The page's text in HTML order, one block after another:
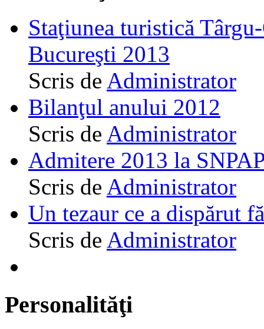
Staţiunea turistică
Bucureşti 2013
Scris de Administrator
Bilanţul anului 2012
Scris de Administrator
Admitere 2013 la
Scris de Administrator
Un tezaur ce a dispărut
Scris de Administrator
Personalităţi